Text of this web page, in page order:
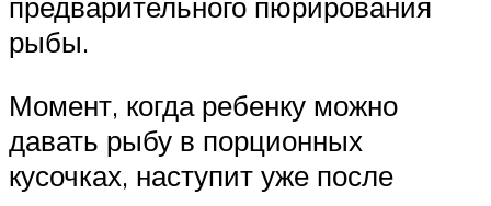
рыбы.
Момент, когда ребенку можно
давать рыбу в порционных
кусочках, наступит уже после